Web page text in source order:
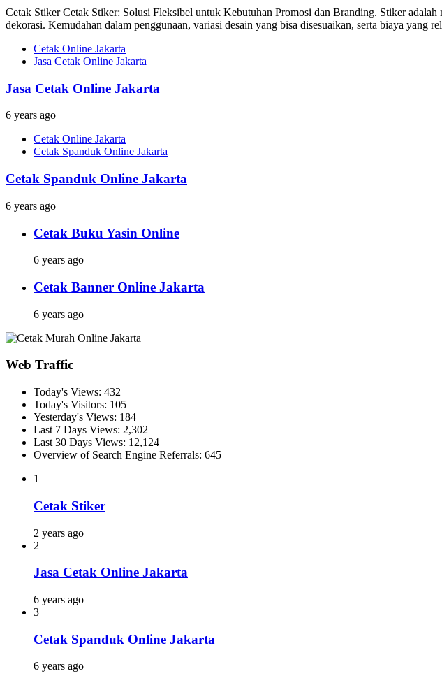
Cetak Stiker Cetak Stiker: Solusi Fleksibel untuk Kebutuhan Promosi dan Branding. Stiker
dekorasi. Kemudahan dalam penggunaan, variasi desain yang bisa disesuaikan, serta biaya
Cetak Online Jakarta
Jasa Cetak Online Jakarta
Jasa Cetak Online Jakarta
6 years ago
Cetak Online Jakarta
Cetak Spanduk Online Jakarta
Cetak Spanduk Online Jakarta
6 years ago
Cetak Buku Yasin Online
6 years ago
Cetak Banner Online Jakarta
6 years ago
Web Traffic
Today's Views: 432
Today's Visitors: 105
Yesterday's Views: 184
Last 7 Days Views: 2,302
Last 30 Days Views: 12,124
Overview of Search Engine Referrals: 645
1
Cetak Stiker
2 years ago
2
Jasa Cetak Online Jakarta
6 years ago
3
Cetak Spanduk Online Jakarta
6 years ago